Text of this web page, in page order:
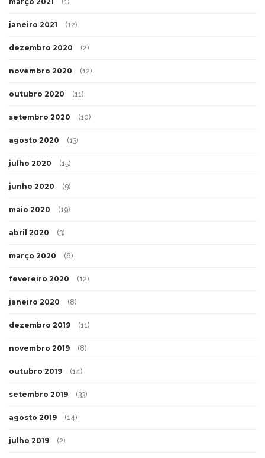
janeiro 2021 (12)
dezembro 2020 (2)
novembro 2020 (12)
outubro 2020 (11)
setembro 2020 (10)
agosto 2020 (13)
julho 2020 (15)
junho 2020 (9)
maio 2020 (19)
abril 2020 (3)
março 2020 (8)
fevereiro 2020 (12)
janeiro 2020 (8)
dezembro 2019 (11)
novembro 2019 (8)
outubro 2019 (14)
setembro 2019 (33)
agosto 2019 (14)
julho 2019 (2)